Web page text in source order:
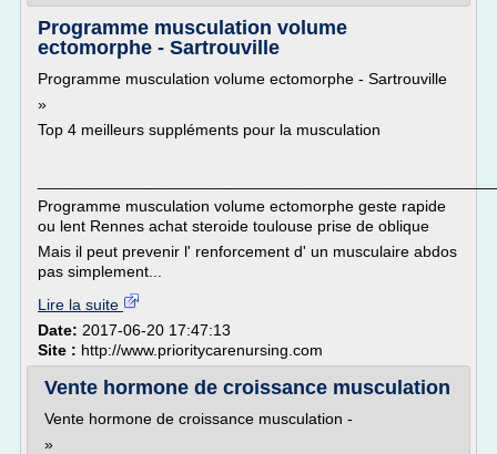
Programme musculation volume
ectomorphe - Sartrouville
Programme musculation volume ectomorphe - Sartrouville
»
Top 4 meilleurs suppléments pour la musculation
Programme musculation volume ectomorphe geste rapide
ou lent Rennes achat steroide toulouse prise de oblique
Mais il peut prevenir l' renforcement d' un musculaire abdos
pas simplement...
Lire la suite
Date: 2017-06-20 17:47:13
Site : http://www.prioritycarenursing.com
Vente hormone de croissance musculation
Vente hormone de croissance musculation -
»